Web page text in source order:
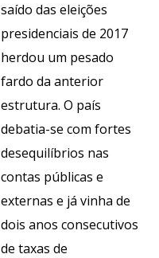
saído das eleições
presidenciais de 2017
herdou um pesado
fardo da anterior
estrutura. O país
debatia-se com fortes
desequilíbrios nas
contas públicas e
externas e já vinha de
dois anos consecutivos
de taxas de